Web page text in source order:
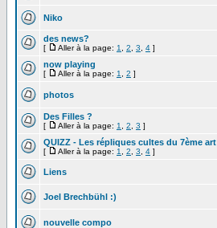
Niko
des news?
[ Aller à la page: 1 2 3 4 ]
now playing
[ Aller à la page: 1 2 ]
photos
Des Filles ?
[ Aller à la page: 1 2 3 ]
QUIZZ - Les répliques cultes du 7ème art
[ Aller à la page: 1 2 3 4 ]
Liens
Joel Brechbühl :)
nouvelle compo